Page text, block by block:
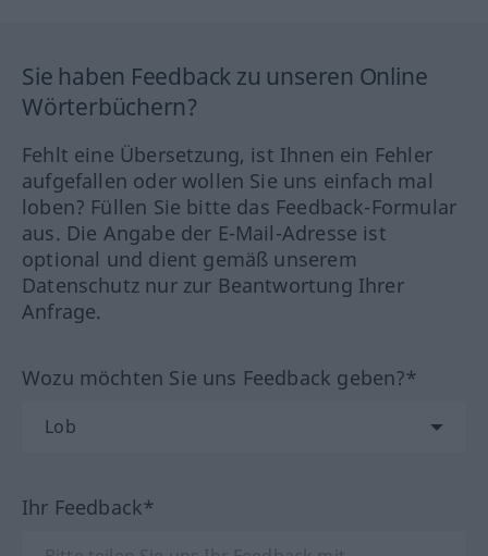
Sie haben Feedback zu unseren Online
Wörterbüchern?
Fehlt eine Übersetzung, ist Ihnen ein Fehler
aufgefallen oder wollen Sie uns einfach mal
loben? Füllen Sie bitte das Feedback-Formular
aus. Die Angabe der E-Mail-Adresse ist
optional und dient gemäß unserem
Datenschutz nur zur Beantwortung Ihrer
Anfrage.
Wozu möchten Sie uns Feedback geben?*
Ihr Feedback*